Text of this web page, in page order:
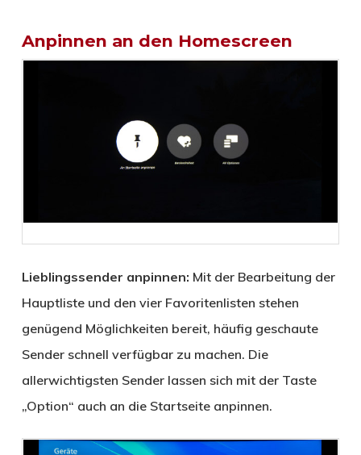
Anpinnen an den Homescreen
Lieblingssender anpinnen: Mit der Bearbeitung der
Hauptliste und den vier Favoritenlisten stehen
genügend Möglichkeiten bereit, häufig geschaute
Sender schnell verfügbar zu machen. Die
allerwichtigsten Sender lassen sich mit der Taste
„Option“ auch an die Startseite anpinnen.